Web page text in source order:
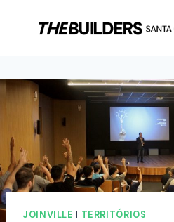
JOINVILLE TERRITÓRIOS